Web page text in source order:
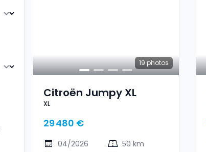
19 photos
Citroën Jumpy XL
XL
29 480 €
04/2026
50 km